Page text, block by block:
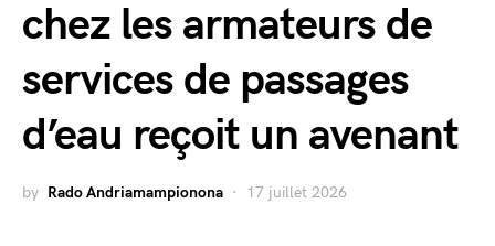
chez les armateurs de
services de passages
d’eau reçoit un avenant
by Rado Andriamampionona 17 juillet 2026